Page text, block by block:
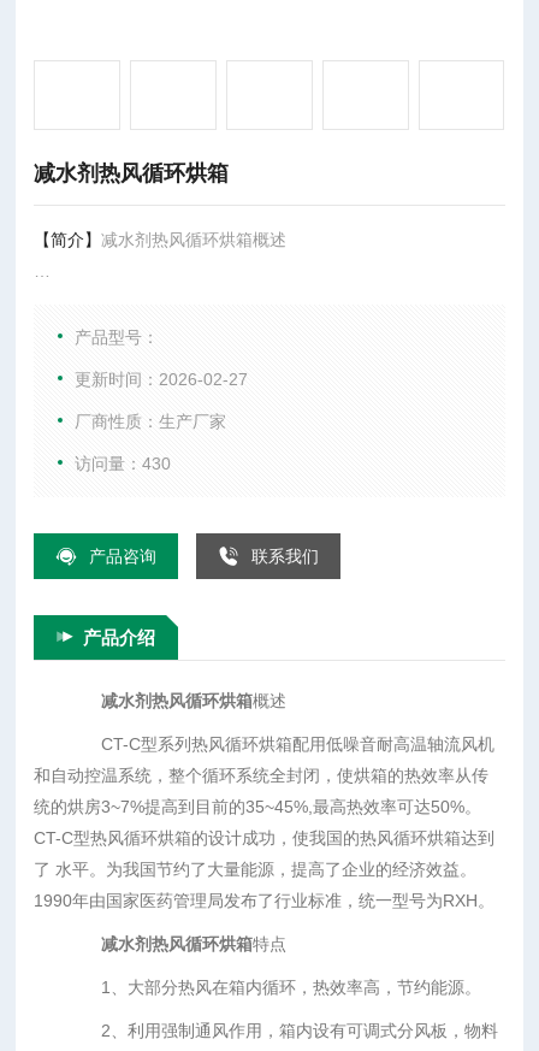
减水剂热风循环烘箱
【简介】减水剂热风循环烘箱概述
温系统，整个循环系统全封闭，使烘箱的热效率从传统的烘房3
我国节约了大量能源，提高了企业的经济效益。1990年由国家
医药管理局发布了行业标准，统一型号为RXH。
产品型号：
更新时间：2026-02-27
厂商性质：生产厂家
访问量：430
产品咨询 联系我们
产品介绍
减水剂热风循环烘箱概述
CT-C型系列热风循环烘箱配用低噪音耐高温轴流风机
和自动控温系统，整个循环系统全封闭，使烘箱的热效率从传
统的烘房3~7%提高到目前的35~45%,最高热效率可达50%。
CT-C型热风循环烘箱的设计成功，使我国的热风循环烘箱达到
了 水平。为我国节约了大量能源，提高了企业的经济效益。
1990年由国家医药管理局发布了行业标准，统一型号为RXH。
减水剂热风循环烘箱特点
1、大部分热风在箱内循环，热效率高，节约能源。
2、利用强制通风作用，箱内设有可调式分风板，物料